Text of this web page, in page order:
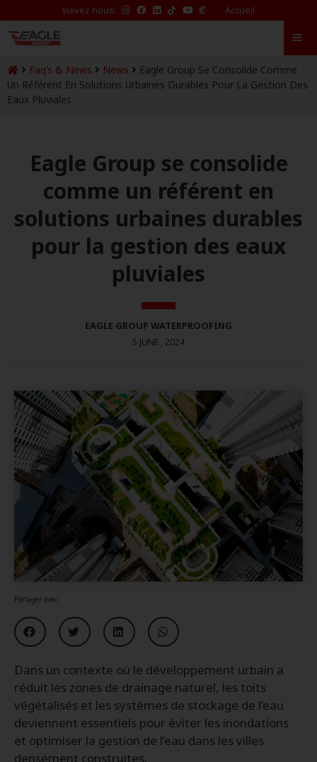
suivez nous: Accueil
Faq’s & News News
Eagle Group Se Consolide Comme
Un Référent En Solutions Urbaines Durables Pour La Gestion Des
Eaux Pluviales
Eagle Group se consolide
comme un référent en
solutions urbaines durables
pour la gestion des eaux
pluviales
EAGLE GROUP WATERPROOFING
5 JUNE , 2024
Partager avec:
Dans un contexte où le développement urbain a
réduit les zones de drainage naturel, les toits
végétalisés et les systèmes de stockage de l’eau
deviennent essentiels pour éviter les inondations
et optimiser la gestion de l’eau dans les villes
densément construites.